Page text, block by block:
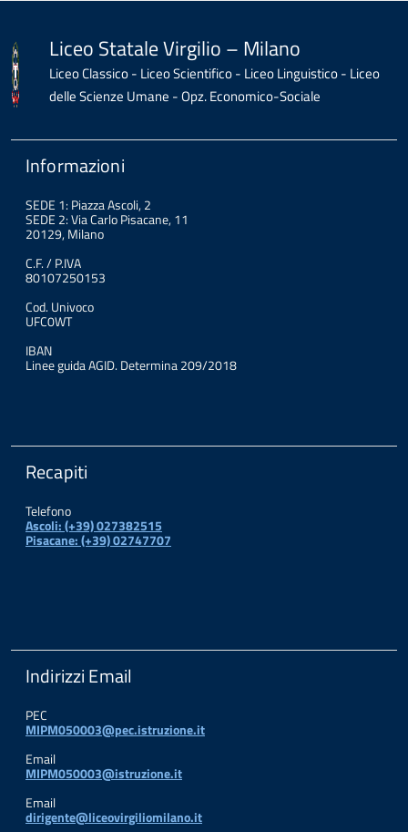
Liceo Statale Virgilio – Milano
Liceo Classico - Liceo Scientifico - Liceo Linguistico - Liceo
delle Scienze Umane - Opz. Economico-Sociale
Informazioni
SEDE 1: Piazza Ascoli, 2
SEDE 2: Via Carlo Pisacane, 11
20129, Milano
C.F. / P.IVA
80107250153
Cod. Univoco
UFC0WT
IBAN
Linee guida AGID. Determina 209/2018
Recapiti
Telefono
Ascoli: (+39) 027382515
Pisacane: (+39) 02747707
Indirizzi Email
PEC
MIPM050003@pec.istruzione.it
Email
MIPM050003@istruzione.it
Email
dirigente@liceovirgiliomilano.it